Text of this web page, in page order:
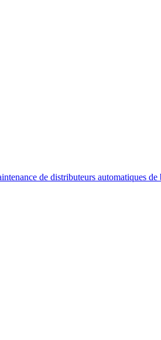
de distributeurs automatiques